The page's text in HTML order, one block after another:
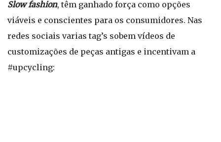
Slow fashion, têm ganhado força como opções
viáveis e conscientes para os consumidores. Nas
redes sociais varias tag’s sobem vídeos de
customizações de peças antigas e incentivam a
#upcycling: